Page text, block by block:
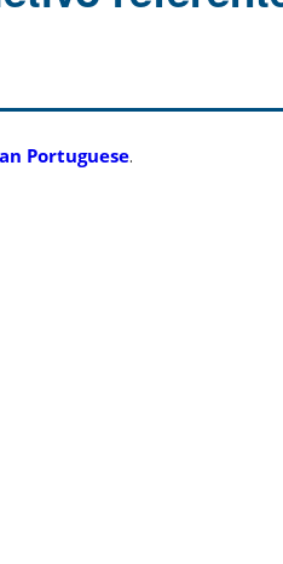
Portuguese.